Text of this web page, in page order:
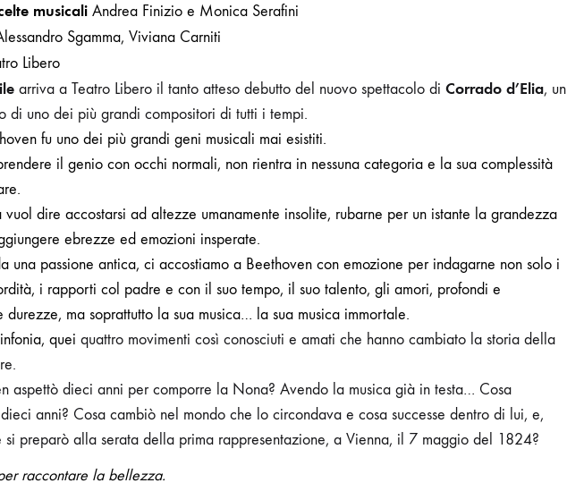
musicali Andrea Finizio e Monica Serafini
Sgamma, Viviana Carniti
Libero
arriva a Teatro Libero il tanto atteso debutto del nuovo spettacolo di Corrado d’Elia, un
di uno dei più grandi compositori di tutti i tempi.
fu uno dei più grandi geni musicali mai esistiti.
il genio con occhi normali, non rientra in nessuna categoria e la sua complessità
vuol dire accostarsi ad altezze umanamente insolite, rubarne per un istante la grandezza
ebrezze ed emozioni insperate.
una passione antica, ci accostiamo a Beethoven con emozione per indagarne non solo i
i rapporti col padre e con il suo tempo, il suo talento, gli amori, profondi e
durezze, ma soprattutto la sua musica… la sua musica immortale.
quei quattro movimenti così conosciuti e amati che hanno cambiato la storia della
aspettò dieci anni per comporre la Nona? Avendo la musica già in testa… Cosa
anni? Cosa cambiò nel mondo che lo circondava e cosa successe dentro di lui, e,
si preparò alla serata della prima rappresentazione, a Vienna, il 7 maggio del 1824?
raccontare la bellezza.